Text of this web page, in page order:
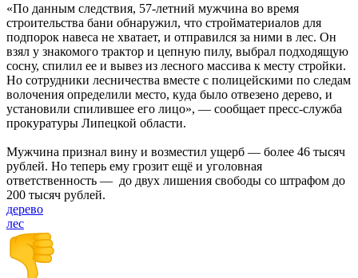
«По данным следствия, 57-летний мужчина во время
строительства бани обнаружил, что стройматериалов для
подпорок навеса не хватает, и отправился за ними в лес. Он
взял у знакомого трактор и цепную пилу, выбрал подходящую
сосну, спилил ее и вывез из лесного массива к месту стройки.
Но сотрудники лесничества вместе с полицейскими по следам
волочения определили место, куда было отвезено дерево, и
установили спилившее его лицо», — сообщает пресс-служба
прокуратуры Липецкой области.
Мужчина признал вину и возместил ущерб — более 46 тысяч
рублей. Но теперь ему грозит ещё и уголовная
ответственность — до двух лишения свободы со штрафом до
200 тысяч рублей.
дерево
лес